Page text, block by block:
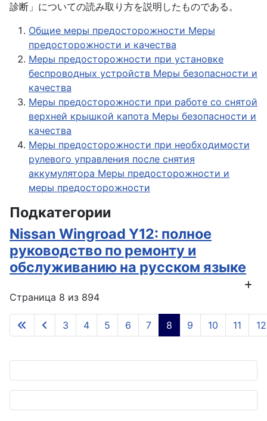
診断」についての読み取り方を説明したものである。
Общие меры предосторожности Меры
предосторожности и качества
Меры предосторожности при установке
беспроводных устройств Меры безопасности и
качества
Меры предосторожности при работе со снятой
верхней крышкой капота Меры безопасности и
качества
Меры предосторожности при необходимости
рулевого управления после снятия
аккумулятора Меры предосторожности и
меры предосторожности
Подкатегории
Nissan Wingroad Y12: полное
руководство по ремонту и
обслуживанию на русском языке
Страница 8 из 894
3 4 5 6 7 8 9 10 11 12